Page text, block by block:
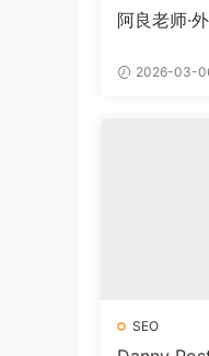
阿良老师·
2026-03-
SEO